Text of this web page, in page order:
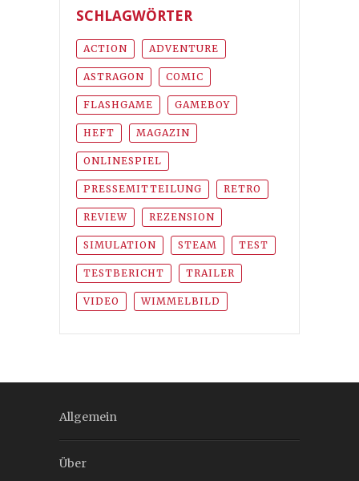
SCHLAGWÖRTER
ACTION ADVENTURE
ASTRAGON COMIC
FLASHGAME GAMEBOY
HEFT MAGAZIN
ONLINESPIEL
PRESSEMITTEILUNG RETRO
REVIEW REZENSION
SIMULATION STEAM TEST
TESTBERICHT TRAILER
VIDEO WIMMELBILD
Allgemein
Über